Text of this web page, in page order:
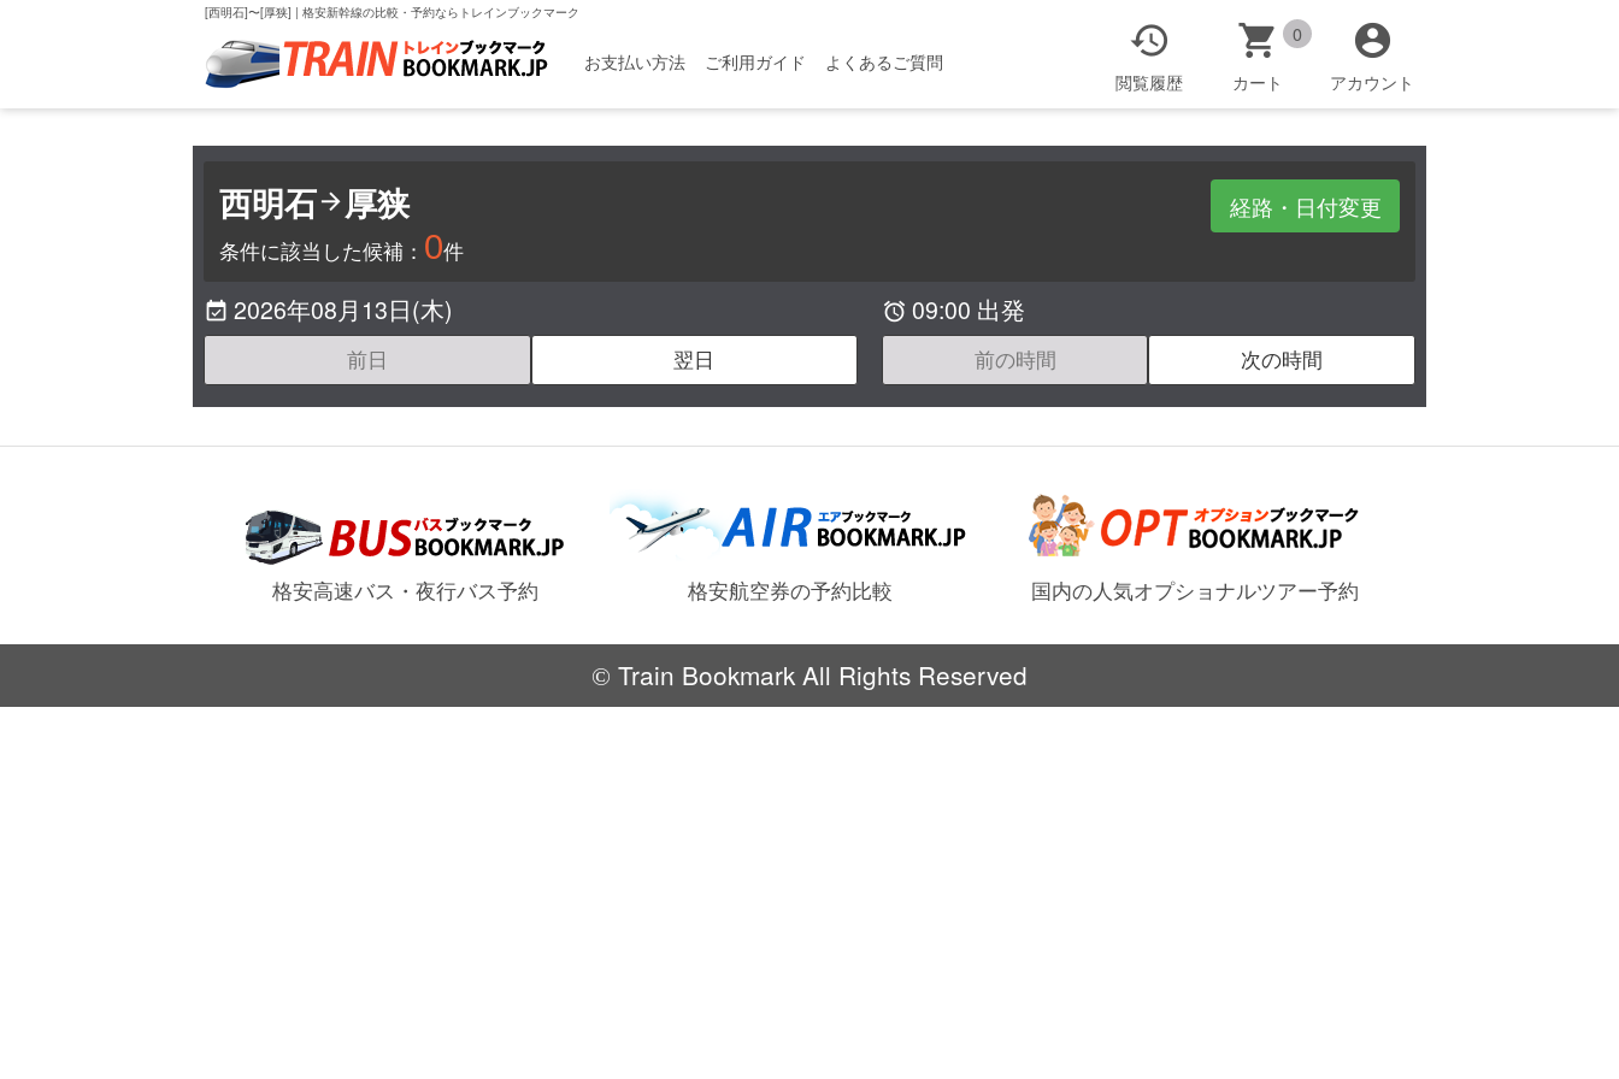
[西明石]〜[厚狭] | 格安新幹線の比較・予約ならトレインブックマーク
お支払い方法 ご利用ガイド よくあるご質問 
閲覧履歴
0

カート

アカウント
経路・日付変更
西明石 厚狭
条件に該当した候補： 0件
 2026年08月13日(木)
前日 翌日
 09:00 出発
前の時間 次の時間
格安高速バス・夜行バス予約 格安航空券の予約比較 国内の人気オプショナルツアー予約
© Train Bookmark All Rights Reserved